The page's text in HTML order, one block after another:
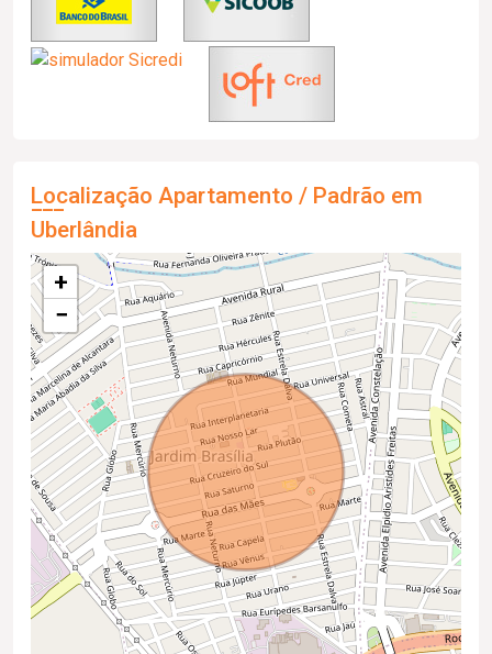
Localização Apartamento / Padrão em
Uberlândia
+
−